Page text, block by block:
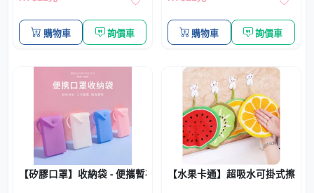
購物車 詢價車 購物車 詢價車
【矽膠口罩】收納袋 - 便攜暫存口罩夾【水果卡通】超吸水可掛式擦手